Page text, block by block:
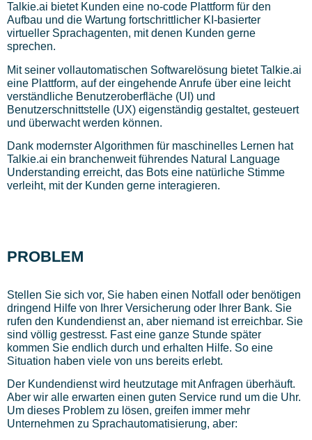
Talkie.ai bietet Kunden eine no-code Plattform für den
Aufbau und die Wartung fortschrittlicher KI-basierter
virtueller Sprachagenten, mit denen Kunden gerne
sprechen.
Mit seiner vollautomatischen Softwarelösung bietet Talkie.ai
eine Plattform, auf der eingehende Anrufe über eine leicht
verständliche Benutzeroberfläche (UI) und
Benutzerschnittstelle (UX) eigenständig gestaltet, gesteuert
und überwacht werden können.
Dank modernster Algorithmen für maschinelles Lernen hat
Talkie.ai ein branchenweit führendes Natural Language
Understanding erreicht, das Bots eine natürliche Stimme
verleiht, mit der Kunden gerne interagieren.
PROBLEM
Stellen Sie sich vor, Sie haben einen Notfall oder benötigen
dringend Hilfe von Ihrer Versicherung oder Ihrer Bank. Sie
rufen den Kundendienst an, aber niemand ist erreichbar. Sie
sind völlig gestresst. Fast eine ganze Stunde später
kommen Sie endlich durch und erhalten Hilfe. So eine
Situation haben viele von uns bereits erlebt.
Der Kundendienst wird heutzutage mit Anfragen überhäuft.
Aber wir alle erwarten einen guten Service rund um die Uhr.
Um dieses Problem zu lösen, greifen immer mehr
Unternehmen zu Sprachautomatisierung, aber: